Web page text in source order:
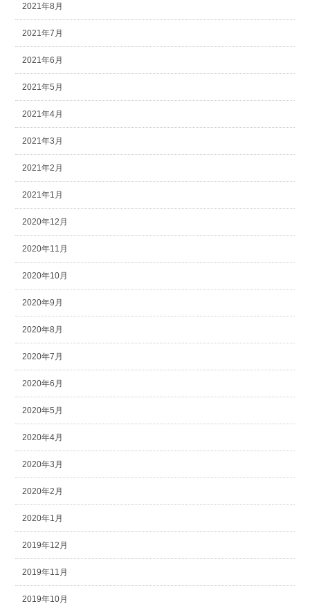
2021年8月
2021年7月
2021年6月
2021年5月
2021年4月
2021年3月
2021年2月
2021年1月
2020年12月
2020年11月
2020年10月
2020年9月
2020年8月
2020年7月
2020年6月
2020年5月
2020年4月
2020年3月
2020年2月
2020年1月
2019年12月
2019年11月
2019年10月